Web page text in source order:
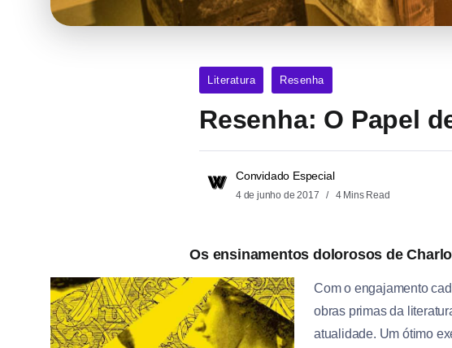
Literatura Resenha
Resenha: O Papel
Convidado Especial
4 de junho de 2017 4 Mins Read
Os ensinamentos dolorosos de
Com o engajamento
obras primas da
atualidade. Um ótimo